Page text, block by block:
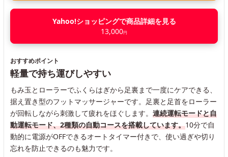
Yahoo!ショッピングで商品詳細を見る
13,000円
おすすめポイント
軽量で持ち運びしやすい
もみ玉とローラーでふくらはぎから足裏まで一度にケアできる、
据え置き型のフットマッサージャーです。足裏と足首をローラー
が回転しながら刺激して疲れをほぐします。 連続運転モードと自
動運転モード、2種類の自動コースを搭載しています。10分で自
動的に電源がOFFできるオートタイマー付きで、使い過ぎや切り
忘れを防止できるのも魅力です。